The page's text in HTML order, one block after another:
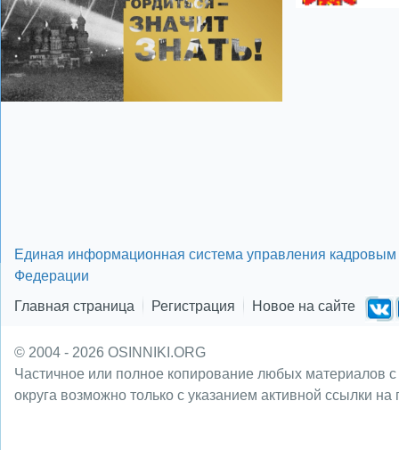
Единая информационная система управления кадровым
Федерации
Главная страница
Регистрация Новое на сайте
© 2004 - 2026 OSINNIKI.ORG
Частичное или полное копирование любых материалов
округа возможно только с указанием активной ссылки на